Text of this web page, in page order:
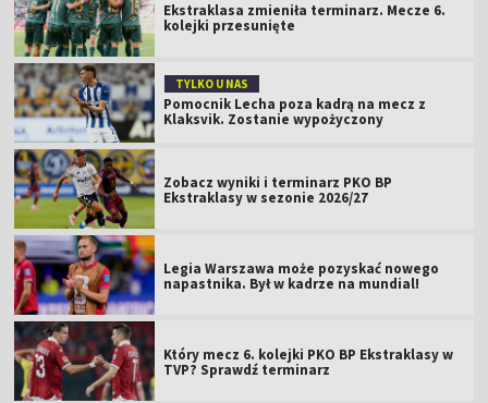
Ekstraklasa zmieniła terminarz. Mecze 6.
kolejki przesunięte
TYLKO U NAS
Pomocnik Lecha poza kadrą na mecz z
Klaksvik. Zostanie wypożyczony
Zobacz wyniki i terminarz PKO BP
Ekstraklasy w sezonie 2026/27
Legia Warszawa może pozyskać nowego
napastnika. Był w kadrze na mundial!
Który mecz 6. kolejki PKO BP Ekstraklasy w
TVP? Sprawdź terminarz